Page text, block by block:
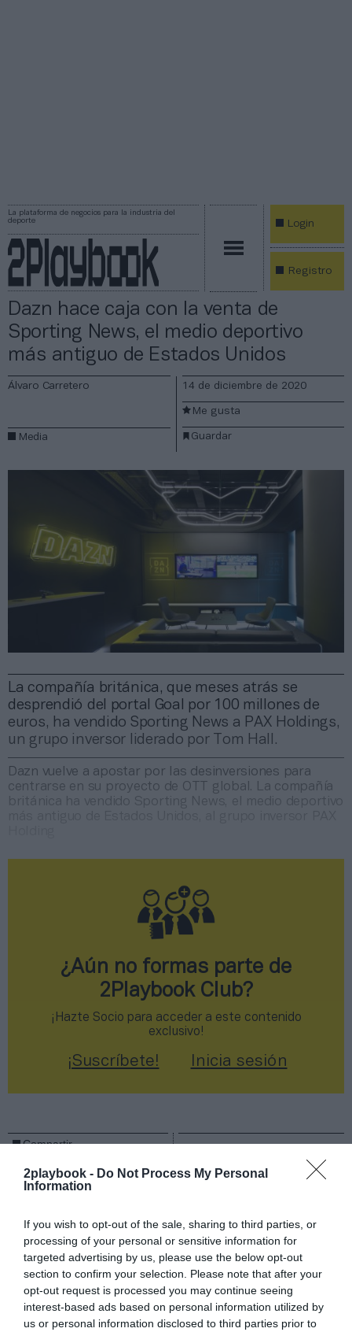
2playbook - Do Not Process My Personal
Information
If you wish to opt-out of the sale, sharing to third parties, or
processing of your personal or sensitive information for
targeted advertising by us, please use the below opt-out
section to confirm your selection. Please note that after your
opt-out request is processed you may continue seeing
interest-based ads based on personal information utilized by
us or personal information disclosed to third parties prior to
La plataforma de negocios para la industria del
deporte
Login
Registro
Índex
Dazn
Dazn hace caja con la venta de
Sporting News, el medio deportivo
más antiguo de Estados Unidos
La compañía británica, que meses atrás se
desprendió del portal Goal por 100 millones de
euros, ha vendido Sporting News a PAX Holdings,
un grupo inversor liderado por Tom Hall.
Álvaro Carretero
Media
14 de diciembre de 2020
Guardar
Me gusta
Dazn vuelve a apostar por las desinversiones para
centrarse en su proyecto de OTT global. La compañía
británica ha vendido Sporting News, el medio deportivo
¿Aún no formas parte de
2Playbook Club?
¡Hazte Socio para acceder a este contenido
exclusivo!
¡Suscríbete! Inicia sesión
Compartir
Imprimir
Publicidad